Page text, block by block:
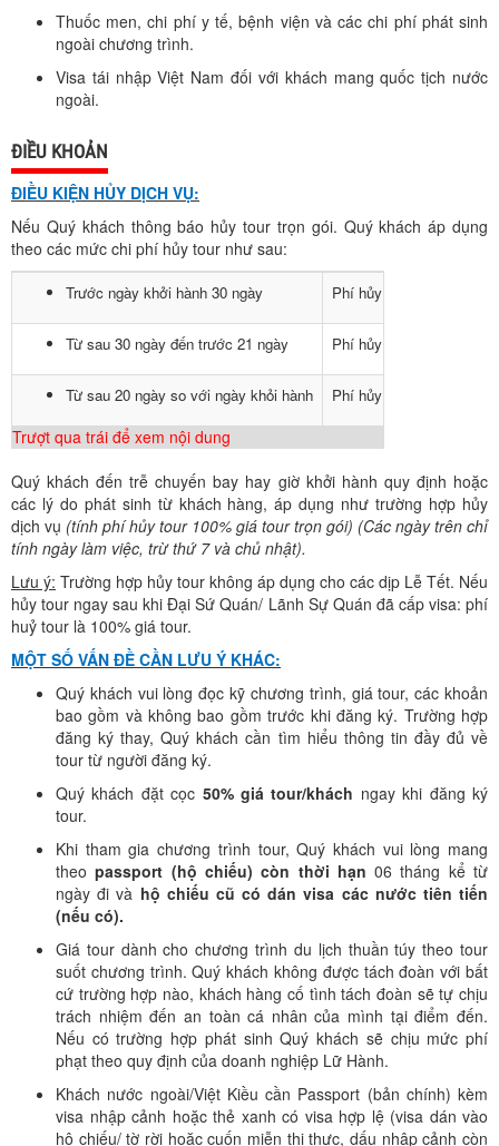
Thuốc men, chi phí y tế, bệnh viện và các chi phí phát sinh
ngoài chương trình.
Visa tái nhập Việt Nam đối với khách mang quốc tịch nước
ngoài.
ĐIỀU KHOẢN
ĐIỀU KIỆN HỦY DỊCH VỤ:
Nếu Quý khách thông báo hủy tour trọn gói. Quý khách áp dụng
theo các mức chi phí hủy tour như sau:
Trước ngày khởi hành 30 ngày Phí hủy tour là 50% giá
Từ sau 30 ngày đến trước 21 ngày Phí hủy tour là 80% giá
Từ sau 20 ngày so với ngày khỏi hành Phí hủy tour là 100% giá
Trượt qua trái để xem nội dung
Quý khách đến trễ chuyến bay hay giờ khởi hành quy định hoặc
các lý do phát sinh từ khách hàng, áp dụng như trường hợp hủy
dịch vụ (tính phí hủy tour 100% giá tour trọn gói) (Các ngày trên chỉ
tính ngày làm việc, trừ thứ 7 và chủ nhật).
Lưu ý: Trường hợp hủy tour không áp dụng cho các dịp Lễ Tết. Nếu
hủy tour ngay sau khi Đại Sứ Quán/ Lãnh Sự Quán đã cấp visa: phí
huỷ tour là 100% giá tour.
MỘT SỐ VẤN ĐỀ CẦN LƯU Ý KHÁC:
Quý khách vui lòng đọc kỹ chương trình, giá tour, các khoản
bao gồm và không bao gồm trước khi đăng ký. Trường hợp
đăng ký thay, Quý khách cần tìm hiểu thông tin đầy đủ về
tour từ người đăng ký.
Quý khách đặt cọc 50% giá tour/khách ngay khi đăng ký
tour.
Khi tham gia chương trình tour, Quý khách vui lòng mang
theopassport (hộ chiếu) còn thời hạn06 tháng kể từ
ngày đi và hộ chiếu cũ có dán visa các nước tiên tiến
(nếu có).
Giá tour dành cho chương trình du lịch thuần túy theo tour
suốt chương trình. Quý khách không được tách đoàn với bất
cứ trường hợp nào, khách hàng cố tình tách đoàn sẽ tự chịu
trách nhiệm đến an toàn cá nhân của mình tại điểm đến.
Nếu có trường hợp phát sinh Quý khách sẽ chịu mức phí
phạt theo quy định của doanh nghiệp Lữ Hành.
Khách nước ngoài/Việt Kiều cần Passport (bản chính) kèm
visa nhập cảnh hoặc thẻ xanh có visa hợp lệ (visa dán vào
hộ chiếu/ tờ rời hoặc cuốn miễn thị thực, dấu nhập cảnh còn